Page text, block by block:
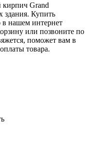
Grand
здания. Купить
нашем интернет
или позвоните по
поможет вам в
товара.